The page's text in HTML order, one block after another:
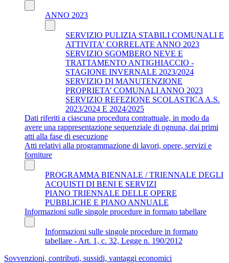
ANNO 2023
SERVIZIO PULIZIA STABILI COMUNALI E
ATTIVITA' CORRELATE ANNO 2023
SERVIZIO SGOMBERO NEVE E
TRATTAMENTO ANTIGHIACCIO -
STAGIONE INVERNALE 2023/2024
SERVIZIO DI MANUTENZIONE
PROPRIETA’ COMUNALI ANNO 2023
SERVIZIO REFEZIONE SCOLASTICA A.S.
2023/2024 E 2024/2025
Dati riferiti a ciascuna procedura contrattuale, in modo da
avere una rappresentazione sequenziale di ognuna, dai primi
atti alla fase di esecuzione
Atti relativi alla programmazione di lavori, opere, servizi e
forniture
PROGRAMMA BIENNALE / TRIENNALE DEGLI
ACQUISTI DI BENI E SERVIZI
PIANO TRIENNALE DELLE OPERE
PUBBLICHE E PIANO ANNUALE
Informazioni sulle singole procedure in formato tabellare
Informazioni sulle singole procedure in formato
tabellare - Art. 1, c. 32, Legge n. 190/2012
Sovvenzioni, contributi, sussidi, vantaggi economici